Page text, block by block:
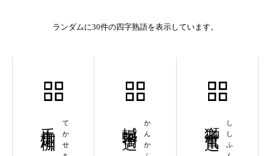
ランダムに30件の四字熟語を表示しています。